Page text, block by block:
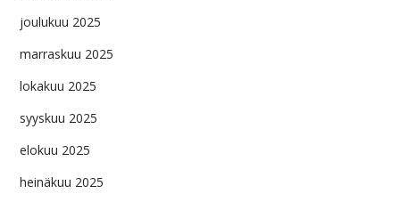
joulukuu 2025
marraskuu 2025
lokakuu 2025
syyskuu 2025
elokuu 2025
heinäkuu 2025